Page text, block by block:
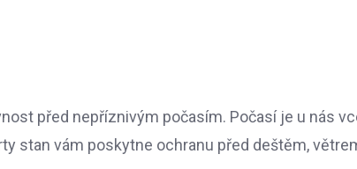
před nepříznivým počasím. Počasí je u nás
stan vám poskytne ochranu před deštěm,